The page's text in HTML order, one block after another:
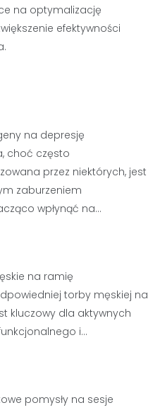
na optymalizację
efektywności
na depresję
choć często
przez niektórych, jest
zaburzeniem
wpłynąć na…
na ramię
torby męskiej na
kluczowy dla aktywnych
i…
pomysły na sesje